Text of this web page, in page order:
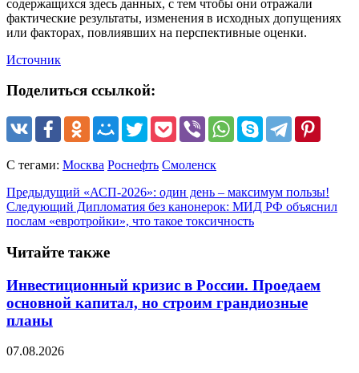
содержащихся здесь данных, с тем чтобы они отражали
фактические результаты, изменения в исходных допущениях
или факторах, повлиявших на перспективные оценки.
Источник
Поделиться ссылкой:
С тегами: Москва Роснефть Смоленск
Предыдущий «АСП-2026»: один день – максимум пользы!
Следующий Дипломатия без канонерок: МИД РФ объяснил
послам «евротройки», что такое токсичность
Читайте также
Инвестиционный кризис в России. Проедаем
основной капитал, но строим грандиозные
планы
07.08.2026